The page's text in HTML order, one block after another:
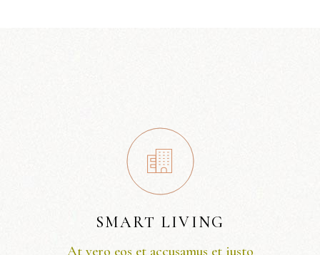
SMART LIVING
At vero eos et accusamus et iusto